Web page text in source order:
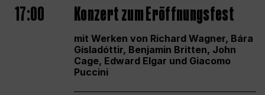
17:00 Konzert zum Eröffnungsfest
mit Werken von Richard Wagner, Bára
Gísladóttir, Benjamin Britten, John
Cage, Edward Elgar und Giacomo
Puccini